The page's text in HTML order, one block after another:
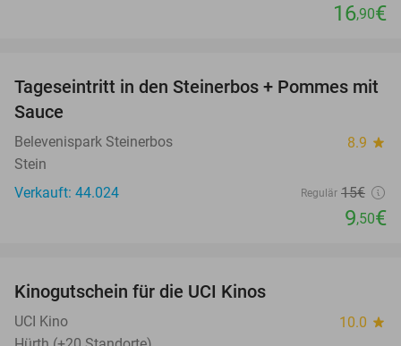
16,90€
37%
Tageseintritt in den Steinerbos + Pommes mit
Sauce
Belevenispark Steinerbos 8.9 star
Stein
Verkauft: 44.024
Regulär 15€
9,50€
Kinogutschein für die UCI Kinos
UCI Kino 10.0 star